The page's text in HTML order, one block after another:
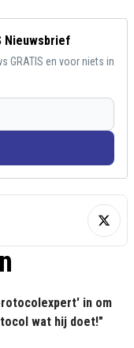
Nieuwsbrief
GRATIS en voor niets in
in om
wat hij doet!"